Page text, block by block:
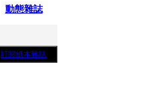
動態雜誌
訂閱紙本雜誌